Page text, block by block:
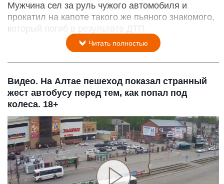
Мужчина сел за руль чужого автомобиля и
прокатил на капоте такого же пьяного знакомого,
который погиб в результате ДТП.
Читать полностью
Видео. На Алтае пешеход показал странный
жест автобусу перед тем, как попал под
колеса. 18+